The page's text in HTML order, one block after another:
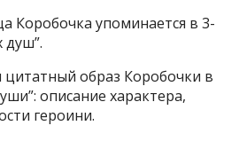
Коробочка упоминается в 3-
душ”.
образ Коробочки в
описание характера,
героини.